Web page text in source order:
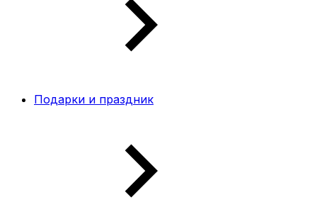
Подарки и праздник